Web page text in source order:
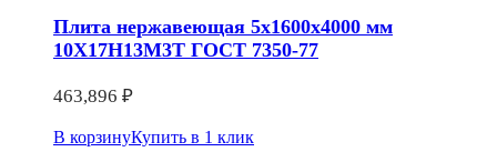
Плита нержавеющая 5х1600х4000 мм
10Х17Н13М3Т ГОСТ 7350-77
463,896 ₽
В корзинуКупить в 1 клик